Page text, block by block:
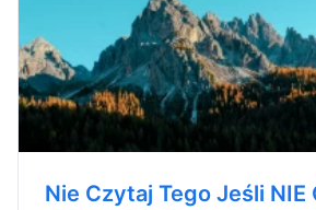
Nie Czytaj Tego Jeśli NIE